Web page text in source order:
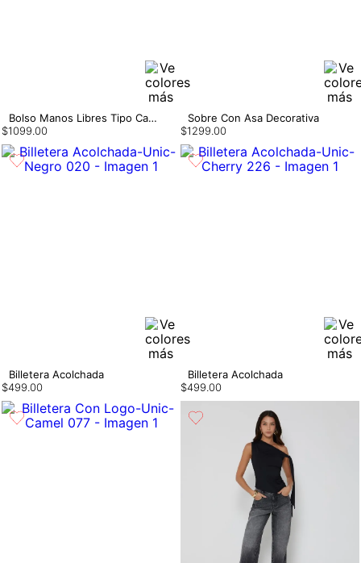
Bolso Manos Libres Tipo Canasta
$1099.00
Sobre Con Asa Decorativa
$1299.00
Billetera Acolchada
$499.00
Billetera Acolchada
$499.00